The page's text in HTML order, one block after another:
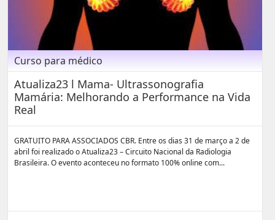
Curso para médico
Atualiza23 l Mama- Ultrassonografia
Mamária: Melhorando a Performance na Vida
Real
GRATUITO PARA ASSOCIADOS CBR. Entre os dias 31 de março a 2 de
abril foi realizado o Atualiza23 – Circuito Nacional da Radiologia
Brasileira. O evento aconteceu no formato 100% online com...